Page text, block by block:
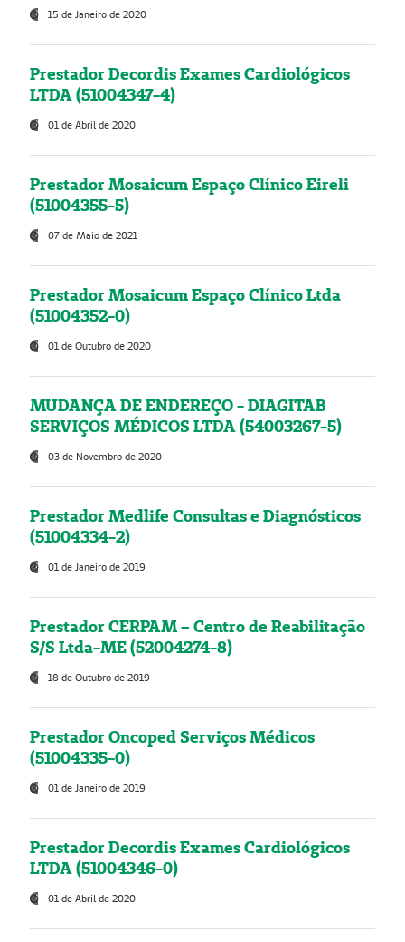
15 de Janeiro de 2020
Prestador Decordis Exames Cardiológicos
LTDA (51004347-4)
01 de Abril de 2020
Prestador Mosaicum Espaço Clínico Eireli
(51004355-5)
07 de Maio de 2021
Prestador Mosaicum Espaço Clínico Ltda
(51004352-0)
01 de Outubro de 2020
MUDANÇA DE ENDEREÇO - DIAGITAB
SERVIÇOS MÉDICOS LTDA (54003267-5)
03 de Novembro de 2020
Prestador Medlife Consultas e Diagnósticos
(51004334-2)
01 de Janeiro de 2019
Prestador CERPAM – Centro de Reabilitação
S/S Ltda-ME (52004274-8)
18 de Outubro de 2019
Prestador Oncoped Serviços Médicos
(51004335-0)
01 de Janeiro de 2019
Prestador Decordis Exames Cardiológicos
LTDA (51004346-0)
01 de Abril de 2020